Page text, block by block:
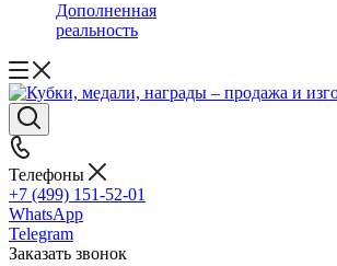
Дополненная
реальность
Телефоны
+7 (499) 151-52-01
WhatsApp
Telegram
Заказать звонок